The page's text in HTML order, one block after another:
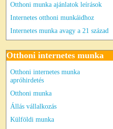
Otthoni munka ajánlatok leírások
Internetes otthoni munkáidhoz
Internetes munka avagy a 21 század
Otthoni internetes munka
Otthoni internetes munka
apróhirdetés
Otthoni munka
Állás vállalkozás
Külföldi munka